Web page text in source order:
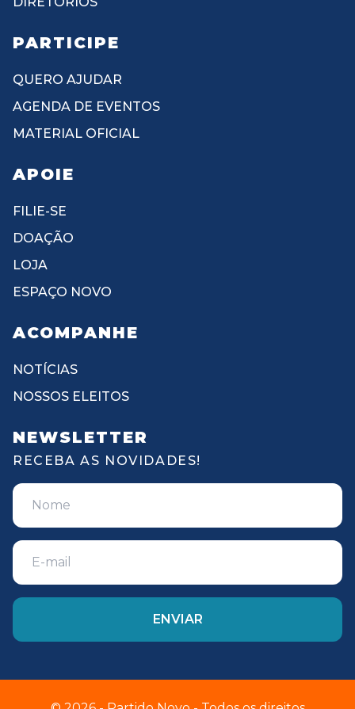
PARTICIPE
QUERO AJUDAR
AGENDA DE EVENTOS
MATERIAL OFICIAL
APOIE
FILIE-SE
DOAÇÃO
LOJA
ESPAÇO NOVO
ACOMPANHE
NOTÍCIAS
NOSSOS ELEITOS
NEWSLETTER
RECEBA AS NOVIDADES!